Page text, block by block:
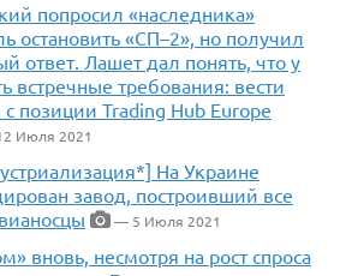
попросил «наследника»
остановить «СП–2», но получил
ответ. Лашет дал понять, что у
встречные требования: вести
позиции Trading Hub Europe
Июля 2021
На Украине
завод, построивший все
— 5 Июля 2021
вновь, несмотря на рост спроса